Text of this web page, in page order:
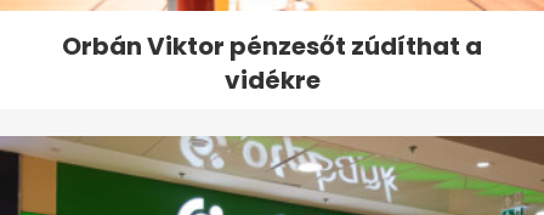
Orbán Viktor pénzesőt zúdíthat a
vidékre